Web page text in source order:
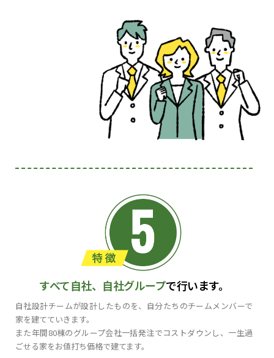
すべて自社、自社グループで行います。
自社設計チームが設計したものを、自分たちのチームメンバーで
家を建てていきます。
また年間80棟のグループ会社一括発注でコストダウンし、一生過
ごせる家をお値打ち価格で建てます。